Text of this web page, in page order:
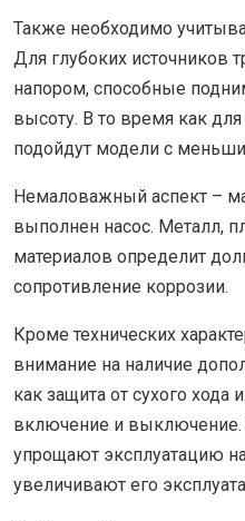
Также необходимо
Для глубоких источников
напором, способные
высоту. В то время как
подойдут модели с
Немаловажный аспект –
выполнен насос. Металл,
материалов определит
сопротивление коррозии.
Кроме технических
внимание на наличие
как защита от сухого хода
включение и выключение.
упрощают эксплуатацию
увеличивают его